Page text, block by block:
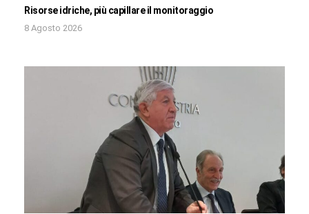
Risorse idriche, più capillare il monitoraggio
8 Agosto 2026